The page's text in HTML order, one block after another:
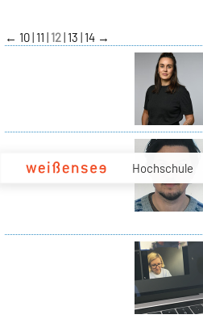
Hochschule
← 10 11 12 13 14 →